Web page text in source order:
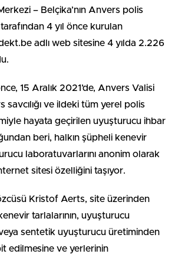
– Belçika’nın Anvers polis
tarafından 4 yıl önce kurulan
adlı web sitesine 4 yılda 2.226
15 Aralık 2021’de, Anvers Valisi
ve ildeki tüm yerel polis
hayata geçirilen uyuşturucu ihbar
beri, halkın şüpheli kenevir
laboratuvarlarını anonim olarak
sitesi özelliğini taşıyor.
Kristof Aerts, site üzerinden
tarlalarının, uyuşturucu
veya sentetik uyuşturucu üretiminden
edilmesine ve yerlerinin